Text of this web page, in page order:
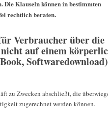
Die Klauseln können in bestimmten
rechtlich beraten.
Verbraucher über die
auf einem
Softwaredownload)
zu Zwecken abschließt, die
zugerechnet werden können.